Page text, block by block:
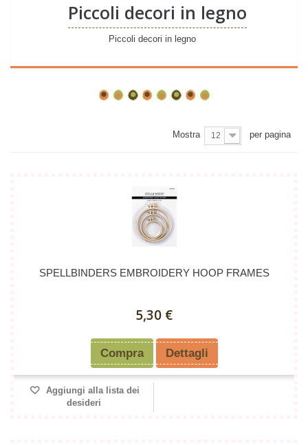
Piccoli decori in legno
Piccoli decori in legno
Mostra 12 per pagina
SPELLBINDERS EMBROIDERY HOOP FRAMES
5,30 €
Compra Dettagli
Aggiungi alla lista dei
desideri